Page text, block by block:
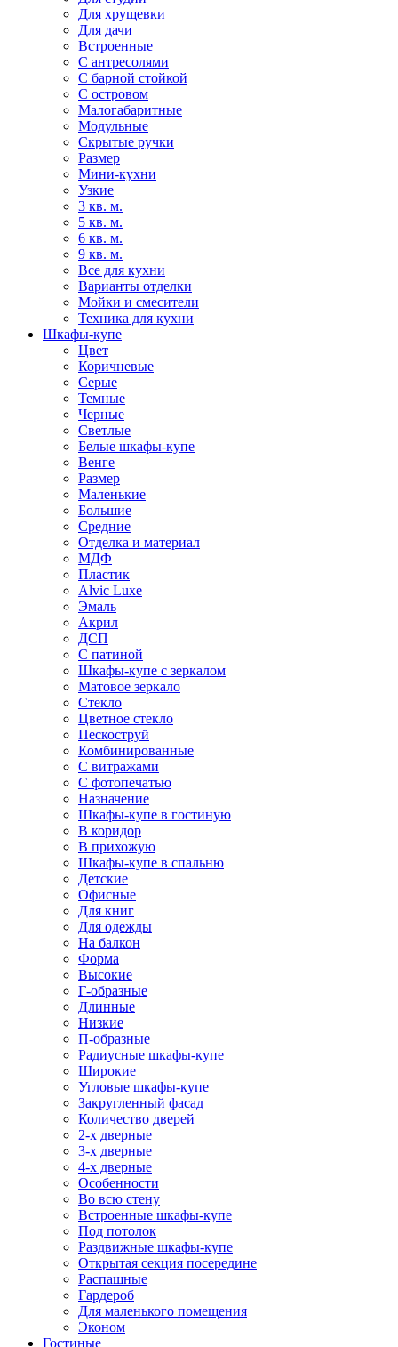
Для хрущевки
Для дачи
Встроенные
С антресолями
С барной стойкой
С островом
Малогабаритные
Модульные
Скрытые ручки
Размер
Мини-кухни
Узкие
3 кв. м.
5 кв. м.
6 кв. м.
9 кв. м.
Все для кухни
Варианты отделки
Мойки и смесители
Техника для кухни
Шкафы-купе
Цвет
Коричневые
Серые
Темные
Черные
Светлые
Белые шкафы-купе
Венге
Размер
Маленькие
Большие
Средние
Отделка и материал
МДФ
Пластик
Alvic Luxe
Эмаль
Акрил
ДСП
С патиной
Шкафы-купе с зеркалом
Матовое зеркало
Стекло
Цветное стекло
Пескоструй
Комбинированные
С витражами
С фотопечатью
Назначение
Шкафы-купе в гостиную
В коридор
В прихожую
Шкафы-купе в спальню
Детские
Офисные
Для книг
Для одежды
На балкон
Форма
Высокие
Г-образные
Длинные
Низкие
П-образные
Радиусные шкафы-купе
Широкие
Угловые шкафы-купе
Закругленный фасад
Количество дверей
2-х дверные
3-х дверные
4-х дверные
Особенности
Во всю стену
Встроенные шкафы-купе
Под потолок
Раздвижные шкафы-купе
Открытая секция посередине
Распашные
Гардероб
Для маленького помещения
Эконом
Гостиные